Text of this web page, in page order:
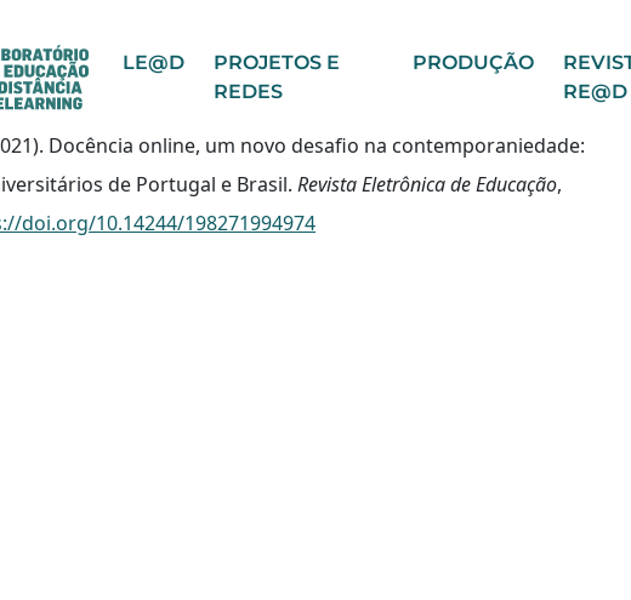
LE@D
PROJETOS E
REDES
PRODUÇÃO
RE@D
Docência online, um novo desafio na contemporaniedade:
de Portugal e Brasil. Revista Eletrônica de Educação,
doi.org/10.14244/198271994974